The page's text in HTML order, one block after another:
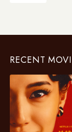
RECENT